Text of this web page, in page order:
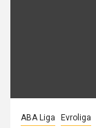
ABA Liga Evroliga